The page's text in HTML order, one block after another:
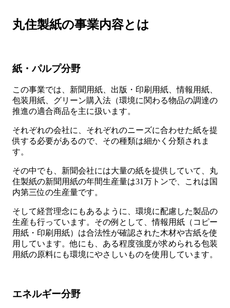
丸住製紙の事業内容とは
紙・パルプ分野
この事業では、新聞用紙、出版・印刷用紙、情報用紙、
包装用紙、グリーン購入法（環境に関わる物品の調達の
推進の適合商品を主に扱います。
それぞれの会社に、それぞれのニーズに合わせた紙を提
供する必要があるので、その種類は細かく分類されま
す。
その中でも、新聞会社には大量の紙を提供していて、丸
住製紙の新聞用紙の年間生産量は31万トンで、これは国
内第三位の生産量です。
そして経営理念にもあるように、環境に配慮した製品の
生産も行っています。その例として、情報用紙（コピー
用紙・印刷用紙）は合法性が確認された木材や古紙を使
用しています。他にも、ある程度強度が求められる包装
用紙の原料にも環境にやさしいものを使用しています。
エネルギー分野